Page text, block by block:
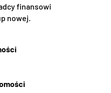
finansowi
nowej.